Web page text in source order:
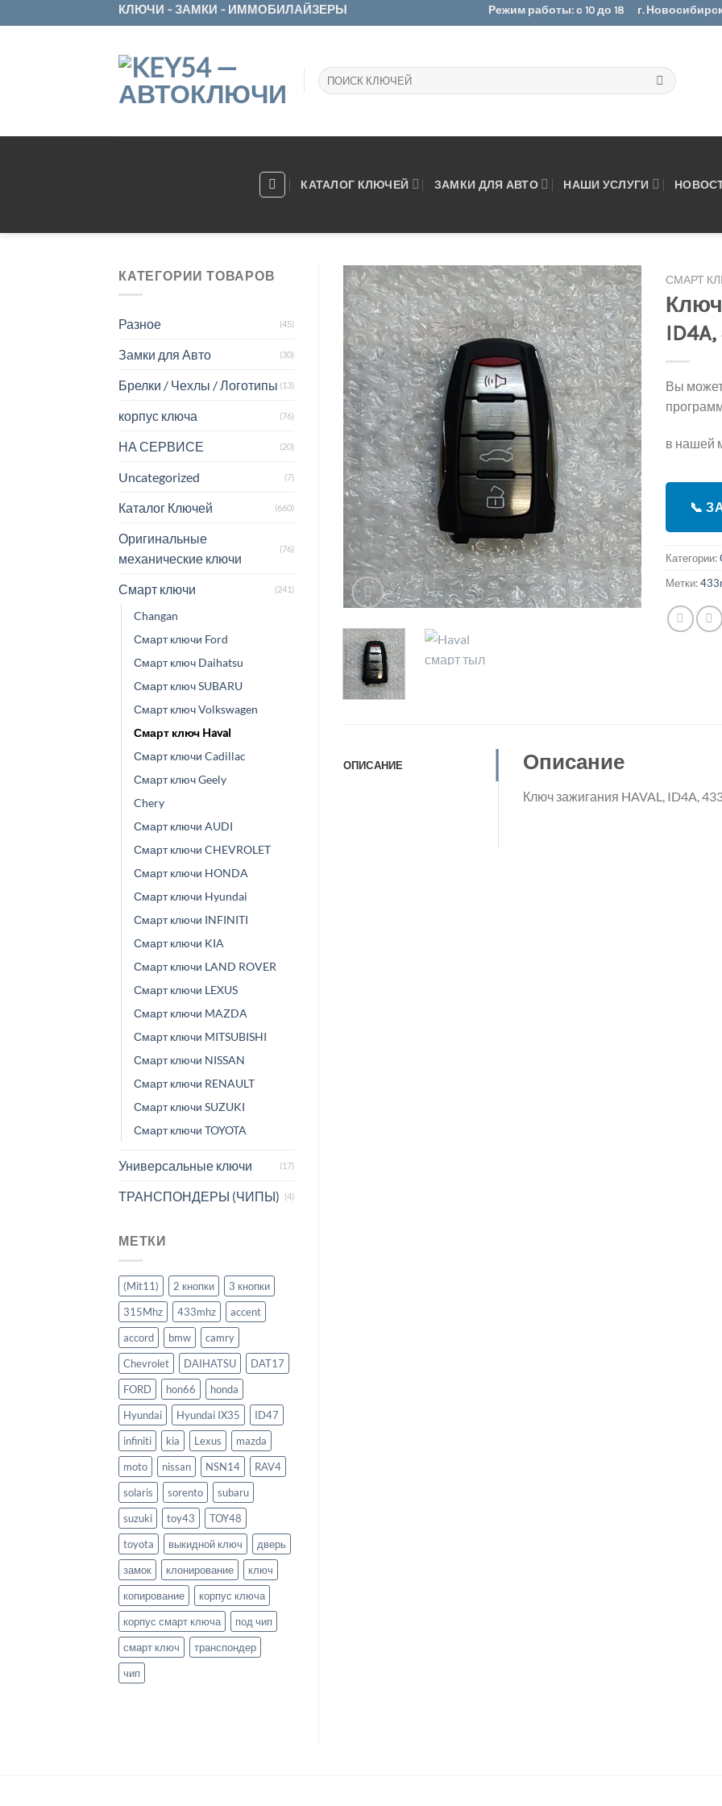
to
КЛЮЧИ - ЗАМКИ - ИММОБИЛАЙЗЕРЫ Режим работы: с 10 до 18 г.
Искать:
КАТАЛОГ КЛЮЧЕЙ ЗАМКИ ДЛЯ АВТО НАШИ УСЛУГИ
КАТЕГОРИИ ТОВАРОВ
Разное (45)
Замки для Авто (30)
Брелки / Чехлы / Логотипы (13)
корпус ключа (76)
НА СЕРВИСЕ (20)
Uncategorized (7)
Каталог Ключей (660)
Оригинальные
механические ключи
(76)
Смарт ключи (241)
Changan
Смарт ключи Ford
Смарт ключ Daihatsu
Смарт ключ SUBARU
Смарт ключ Volkswagen
Смарт ключ Haval
Смарт ключи Cadillac
Смарт ключ Geely
Chery
Смарт ключи AUDI
Смарт ключи CHEVROLET
Смарт ключи HONDA
Смарт ключи Hyundai
Смарт ключи INFINITI
Смарт ключи KIA
Смарт ключи LAND ROVER
Смарт ключи LEXUS
Смарт ключи MAZDA
Смарт ключи MITSUBISHI
Смарт ключи NISSAN
Смарт ключи RENAULT
Смарт ключи SUZUKI
Смарт ключи TOYOTA
Универсальные ключи (17)
ТРАНСПОНДЕРЫ (ЧИПЫ) (4)
МЕТКИ
(Mit11) 2 кнопки
3 кнопки
315Mhz
433mhz
accent
accord
bmw
camry
Chevrolet
DAIHATSU
DAT17
FORD
hon66
honda
Hyundai
Hyundai IX35
ID47
infiniti
kia Lexus
mazda
moto
nissan NSN14
RAV4
solaris
sorento
subaru
suzuki
toy43
TOY48
toyota
выкидной ключ
дверь
замок
клонирование
ключ
копирование
корпус ключа
корпус смарт ключа
под чип
смарт ключ
транспондер
чип
СМАРТ
Ключ
Вы
в нашей
📞
Категории:
Метки:
ОПИСАНИЕ Описание
Ключ зажигания HAVAL, ID4A,